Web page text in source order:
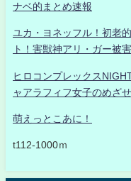
ナベ的まとめ速報
ユカ・ヨネッフル！初老
ト！害獣神アリ・ガー被
ヒロコンプレックス
ャアラフィフ女子のめざ
萌えっとこあに！
t112-1000ｍ